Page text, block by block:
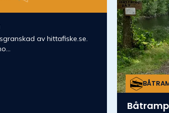
av hittafiske.se.